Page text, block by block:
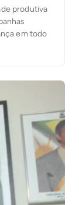
produtiva
em todo